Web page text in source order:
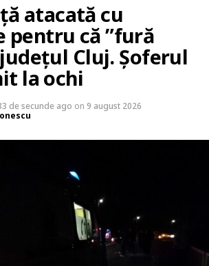
atacată cu
pentru că ”fură
Cluj. Șoferul
la ochi
de secunde ago on 9 august 2026